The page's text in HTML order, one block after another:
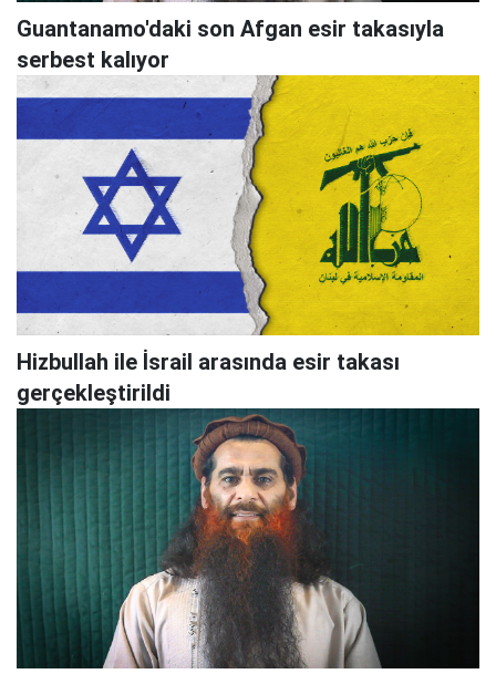
Guantanamo'daki son Afgan esir takasıyla
serbest kalıyor
Hizbullah ile İsrail arasında esir takası
gerçekleştirildi